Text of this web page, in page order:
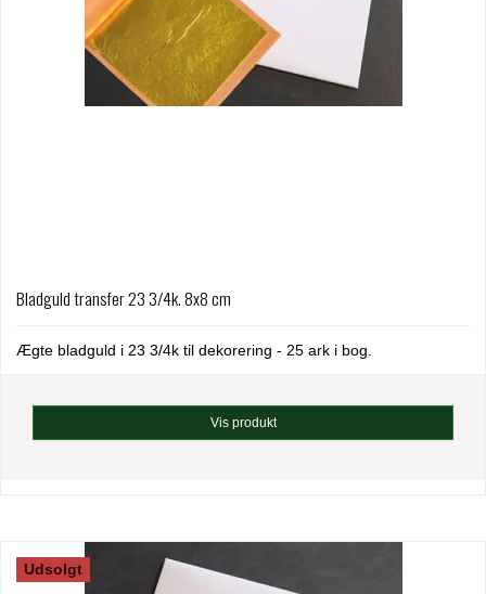
Bladguld transfer 23 3/4k. 8x8 cm
Ægte bladguld i 23 3/4k til dekorering - 25 ark i bog.
Vis produkt
Udsolgt